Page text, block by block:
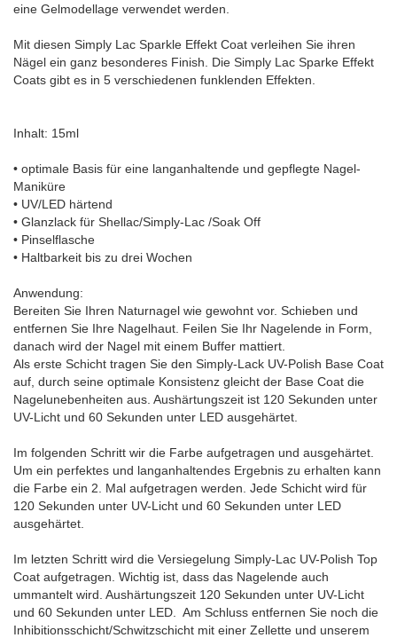
eine Gelmodellage verwendet werden.
Mit diesen Simply Lac Sparkle Effekt Coat verleihen Sie ihren
Nägel ein ganz besonderes Finish. Die Simply Lac Sparke Effekt
Coats gibt es in 5 verschiedenen funklenden Effekten.
Inhalt: 15ml
• optimale Basis für eine langanhaltende und gepflegte Nagel-
Maniküre
• UV/LED härtend
• Glanzlack für Shellac/Simply-Lac /Soak Off
• Pinselflasche
• Haltbarkeit bis zu drei Wochen
Anwendung:
Bereiten Sie Ihren Naturnagel wie gewohnt vor. Schieben und
entfernen Sie Ihre Nagelhaut. Feilen Sie Ihr Nagelende in Form,
danach wird der Nagel mit einem Buffer mattiert.
Als erste Schicht tragen Sie den Simply-Lack UV-Polish Base Coat
auf, durch seine optimale Konsistenz gleicht der Base Coat die
Nagelunebenheiten aus. Aushärtungszeit ist 120 Sekunden unter
UV-Licht und 60 Sekunden unter LED ausgehärtet.
Im folgenden Schritt wir die Farbe aufgetragen und ausgehärtet.
Um ein perfektes und langanhaltendes Ergebnis zu erhalten kann
die Farbe ein 2. Mal aufgetragen werden. Jede Schicht wird für
120 Sekunden unter UV-Licht und 60 Sekunden unter LED
ausgehärtet.
Im letzten Schritt wird die Versiegelung Simply-Lac UV-Polish Top
Coat aufgetragen. Wichtig ist, dass das Nagelende auch
ummantelt wird. Aushärtungszeit 120 Sekunden unter UV-Licht
und 60 Sekunden unter LED. Am Schluss entfernen Sie noch die
Inhibitionsschicht/Schwitzschicht mit einer Zellette und unserem